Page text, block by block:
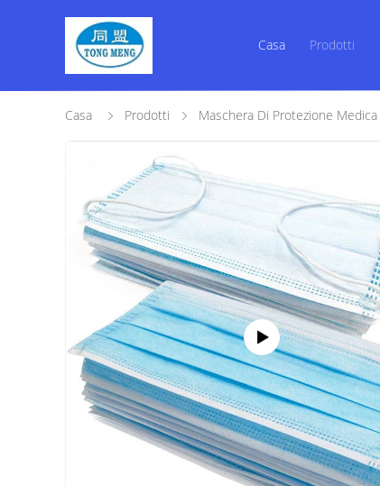
Casa Prodotti
Casa Prodotti Maschera Di Protezione Medica